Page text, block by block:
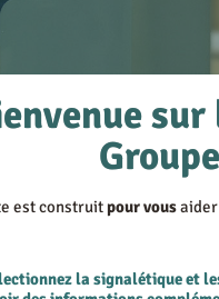
est construitpour vous
la signalétique et